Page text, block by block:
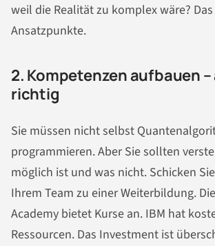
weil die Realität zu komplex wäre?
Ansatzpunkte.
2. Kompetenzen aufbauen
richtig
Sie müssen nicht selbst
programmieren. Aber Sie sollten
möglich ist und was nicht. Schicken
Ihrem Team zu einer Weiterbildung.
Academy bietet Kurse an. IBM hat
Ressourcen. Das Investment ist